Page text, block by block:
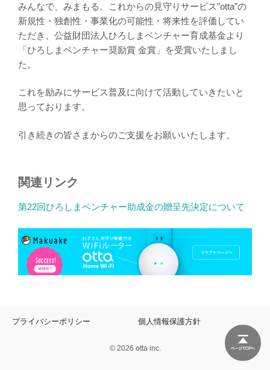
みんなで、みまもる。これからの見守りサービス”otta”の
新規性・独創性・事業化の可能性・将来性を評価してい
ただき、公益財団法人ひろしまベンチャー育成基金より
「ひろしまベンチャー奨励賞 金賞」を受賞いたしまし
た。
これを励みにサービス普及に向けて活動していきたいと
思っております。
引き続きの皆さまからのご支援をお願いいたします。
関連リンク
第22回ひろしまベンチャー助成金の贈呈先決定について
プライバシーポリシー 個人情報保護方針
© 2026 otta inc.